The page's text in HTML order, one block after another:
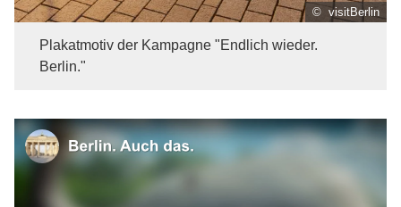
© visitBerlin
Plakatmotiv der Kampagne "Endlich wieder.
Berlin."